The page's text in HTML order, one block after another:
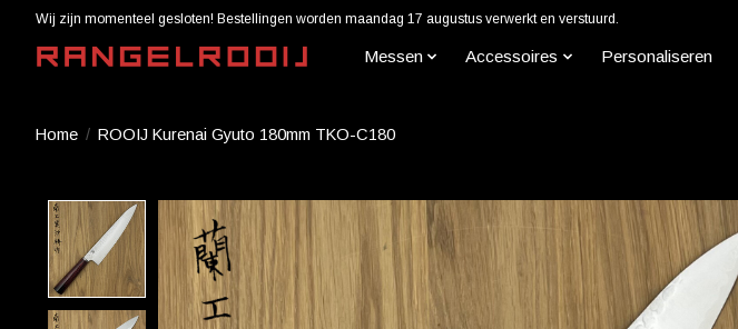
Wij zijn momenteel gesloten! Bestellingen worden maandag 17 augustus verwerkt en verstuurd.
Messen Accessoires Personaliseren
Home / ROOIJ Kurenai Gyuto 180mm TKO-C180
Product image slideshow Items